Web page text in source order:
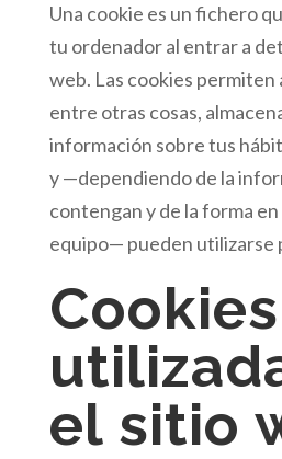
Una cookie es un fichero
tu ordenador al entrar a
web. Las cookies permiten
entre otras cosas,
información sobre tus
y —dependiendo de la
contengan y de la forma
equipo— pueden utilizarse
Cookies
el sitio